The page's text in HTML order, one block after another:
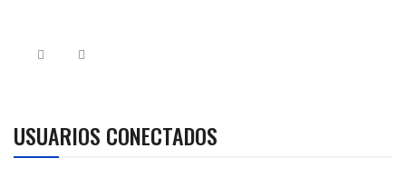
USUARIOS CONECTADOS